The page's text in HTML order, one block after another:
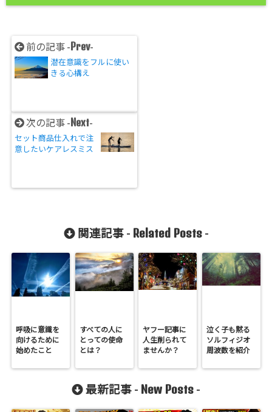
前の記事 -Prev-
潜在意識をフルに使い
きる心構え
次の記事 -Next-
セット商品仕入れで注
意したいケアレスミス
関連記事 - Related Posts-
呼吸に意識を
向けるために
始めたこと
すべての人に
とっての使命
とは？
ヤフー記事に
人生削られて
ませんか？
泣く子も黙る
ソルフィジオ
周波数を紹介
最新記事 - New Posts -